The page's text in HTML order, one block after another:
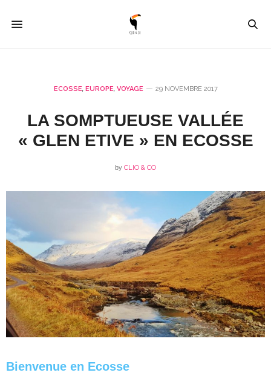
ECOSSE, EUROPE, VOYAGE 29 NOVEMBRE 2017
LA SOMPTUEUSE VALLÉE
« GLEN ETIVE » EN ECOSSE
by CLIO & CO
Bienvenue en Ecosse